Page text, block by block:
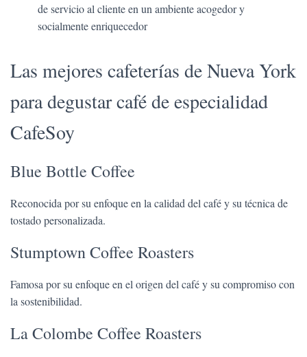
de servicio al cliente en un ambiente acogedor y
socialmente enriquecedor
Las mejores cafeterías de Nueva York
para degustar café de especialidad
CafeSoy
Blue Bottle Coffee
Reconocida por su enfoque en la calidad del café y su técnica de
tostado personalizada.
Stumptown Coffee Roasters
Famosa por su enfoque en el origen del café y su compromiso con
la sostenibilidad.
La Colombe Coffee Roasters